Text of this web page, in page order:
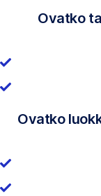
Ovatko
Ovatko